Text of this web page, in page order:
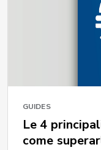
GUIDES
Le 4
come